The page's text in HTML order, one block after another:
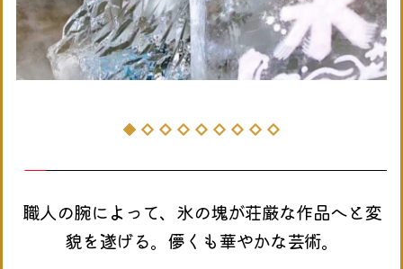
職人の腕によって、氷の塊が荘厳な作品へと変
貌を遂げる。儚くも華やかな芸術。